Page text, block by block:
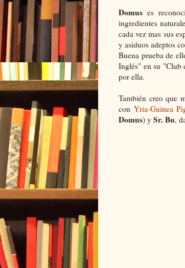
Domus es
ingredientes
cada vez mas sus
y asiduos adeptos
Buena prueba de
Inglés" en su "Club
por ella.
También creo que
con Yria-Guinea
Domus) y Sr. Bu,